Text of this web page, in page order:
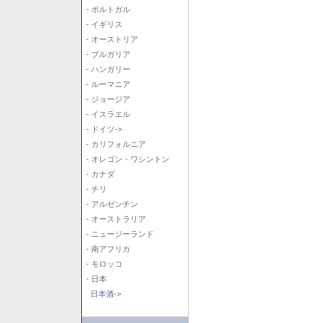
- ポルトガル
- イギリス
- オーストリア
- ブルガリア
- ハンガリー
- ルーマニア
- ジョージア
- イスラエル
- ドイツ->
- カリフォルニア
- オレゴン・ワシントン
- カナダ
- チリ
- アルゼンチン
- オーストラリア
- ニュージーランド
- 南アフリカ
- モロッコ
- 日本
日本酒->